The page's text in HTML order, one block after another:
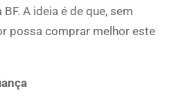
A ideia é de que, sem
possa comprar melhor este